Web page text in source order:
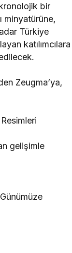
bir
minyatürüne,
Türkiye
katılımcılara
Zeugma’ya,
gelişimle